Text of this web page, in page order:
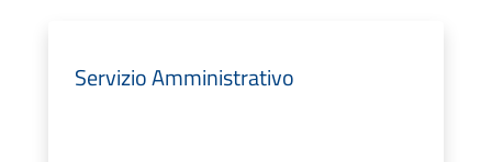
Servizio Amministrativo